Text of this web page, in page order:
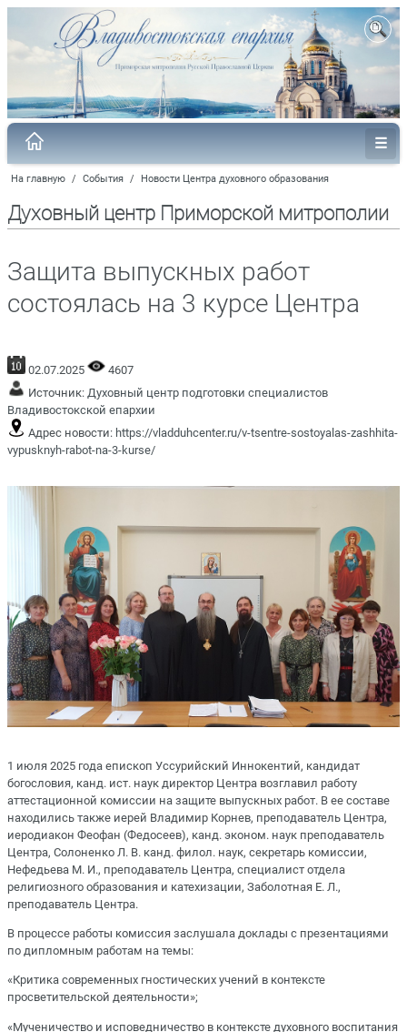
На главную / События / Новости Центра духовного образования
Духовный центр Приморской митрополии
Защита выпускных работ
состоялась на 3 курсе Центра
02.07.2025
4607
Источник: Духовный центр подготовки специалистов
Владивостокской епархии
Адрес новости: https://vladduhcenter.ru/v-tsentre-sostoyalas-zashhita-
vypusknyh-rabot-na-3-kurse/
1 июля 2025 года епископ Уссурийский Иннокентий, кандидат
богословия, канд. ист. наук директор Центра возглавил работу
аттестационной комиссии на защите выпускных работ. В ее составе
находились также иерей Владимир Корнев, преподаватель Центра,
иеродиакон Феофан (Федосеев), канд. эконом. наук преподаватель
Центра, Солоненко Л. В. канд. филол. наук, секретарь комиссии,
Нефедьева М. И., преподаватель Центра, специалист отдела
религиозного образования и катехизации, Заболотная Е. Л.,
преподаватель Центра.
В процессе работы комиссия заслушала доклады с презентациями
по дипломным работам на темы:
«Критика современных гностических учений в контексте
просветительской деятельности»;
«Мученичество и исповедничество в контексте духовного воспитания